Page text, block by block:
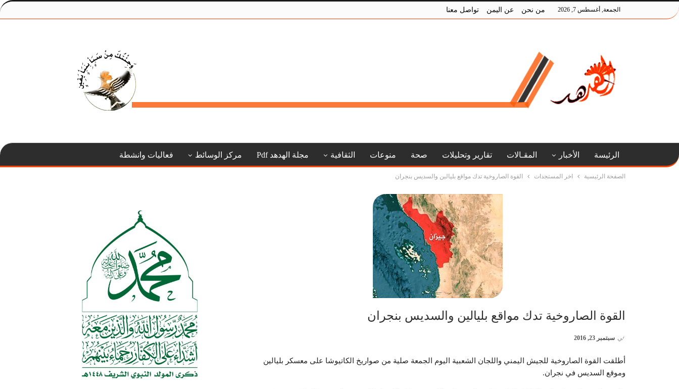
الجمعة, أغسطس 7, 2026 من نحن عن اليمن تواصل معنا
الرئيسة الأخبار المقـالات تقارير وتحليلات صحة منوعات الثقافية مجلة الهدهد Pdf مركز الوسائط فعاليات وانشطة
الصفحة الرئيسية اخر المستجدات القوة الصاروخية تدك مواقع بليالين والسديس بنجران
القوة الصاروخية تدك مواقع بليالين والسديس بنجران
في سبتمبر 23, 2016
أطلقت القوة الصاروخية للجيش اليمني واللجان الشعبية اليوم الجمعة صلية من صواريخ الكاتيوشا على معسكر بليالين
وموقع السديس في نجران.